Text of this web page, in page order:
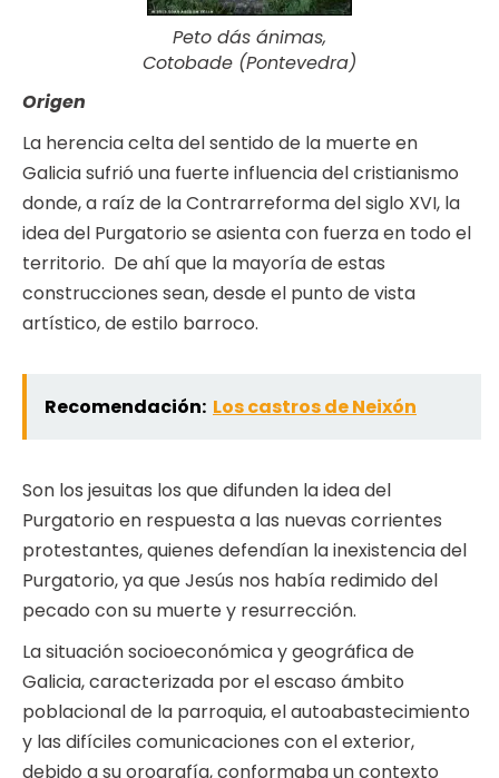
Peto dás ánimas,
Cotobade (Pontevedra)
Origen
La herencia celta del sentido de la muerte en
Galicia sufrió una fuerte influencia del cristianismo
donde, a raíz de la Contrarreforma del siglo XVI, la
idea del Purgatorio se asienta con fuerza en todo el
territorio. De ahí que la mayoría de estas
construcciones sean, desde el punto de vista
artístico, de estilo barroco.
Recomendación: Los castros de Neixón
Son los jesuitas los que difunden la idea del
Purgatorio en respuesta a las nuevas corrientes
protestantes, quienes defendían la inexistencia del
Purgatorio, ya que Jesús nos había redimido del
pecado con su muerte y resurrección.
La situación socioeconómica y geográfica de
Galicia, caracterizada por el escaso ámbito
poblacional de la parroquia, el autoabastecimiento
y las difíciles comunicaciones con el exterior,
debido a su orografía, conformaba un contexto